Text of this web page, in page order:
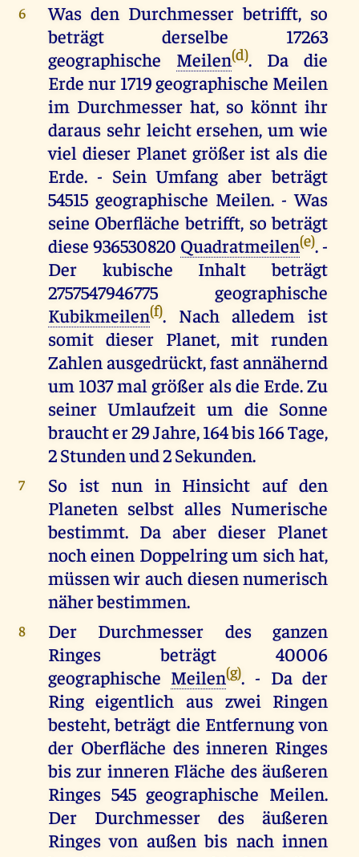
6
Was den Durchmesser betrifft, so
beträgt derselbe 17263
geographische Meilen(d). Da die
Erde nur 1719 geographische Meilen
im Durchmesser hat, so könnt ihr
daraus sehr leicht ersehen, um wie
viel dieser Planet größer ist als die
Erde. - Sein Umfang aber beträgt
54515 geographische Meilen. - Was
seine Oberfläche betrifft, so beträgt
diese 936530820 Quadratmeilen(e). -
Der kubische Inhalt beträgt
2757547946775 geographische
Kubikmeilen(f). Nach alledem ist
somit dieser Planet, mit runden
Zahlen ausgedrückt, fast annähernd
um 1037 mal größer als die Erde. Zu
seiner Umlaufzeit um die Sonne
braucht er 29 Jahre, 164 bis 166 Tage,
2 Stunden und 2 Sekunden.
7
So ist nun in Hinsicht auf den
Planeten selbst alles Numerische
bestimmt. Da aber dieser Planet
noch einen Doppelring um sich hat,
müssen wir auch diesen numerisch
näher bestimmen.
8
Der Durchmesser des ganzen
Ringes beträgt 40006
geographische Meilen(g). - Da der
Ring eigentlich aus zwei Ringen
besteht, beträgt die Entfernung von
der Oberfläche des inneren Ringes
bis zur inneren Fläche des äußeren
Ringes 545 geographische Meilen.
Der Durchmesser des äußeren
Ringes von außen bis nach innen